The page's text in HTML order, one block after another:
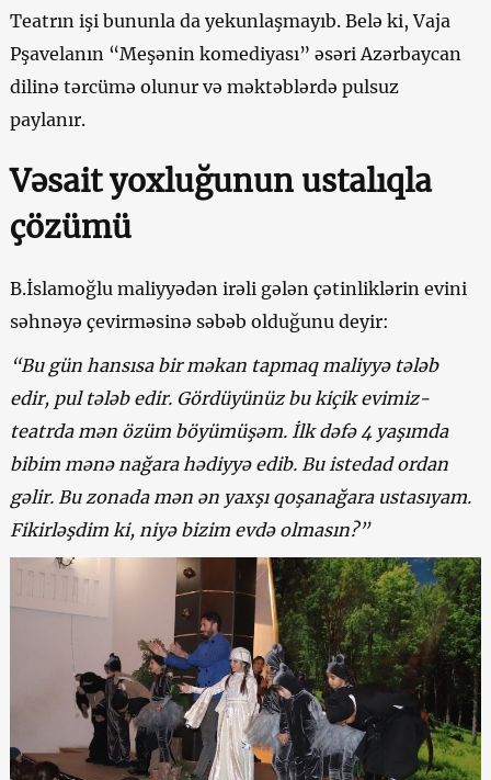
Teatrın işi bununla da yekunlaşmayıb. Belə ki, Vaja
Pşavelanın “Meşənin komediyası” əsəri Azərbaycan
dilinə tərcümə olunur və məktəblərdə pulsuz
paylanır.
Vəsait yoxluğunun ustalıqla
çözümü
B.İslamoğlu maliyyədən irəli gələn çətinliklərin evini
səhnəyə çevirməsinə səbəb olduğunu deyir:
“Bu gün hansısa bir məkan tapmaq maliyyə tələb
edir, pul tələb edir. Gördüyünüz bu kiçik evimiz-
teatrda mən özüm böyümüşəm. İlk dəfə 4 yaşımda
bibim mənə nağara hədiyyə edib. Bu istedad ordan
gəlir. Bu zonada mən ən yaxşı qoşanağara ustasıyam.
Fikirləşdim ki, niyə bizim evdə olmasın?”